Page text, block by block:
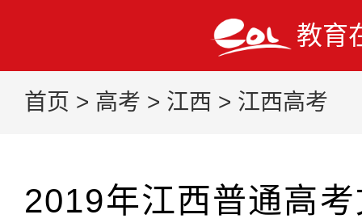
教育
首页 > 高考 > 江西 > 江西高考
2019年江西普通高